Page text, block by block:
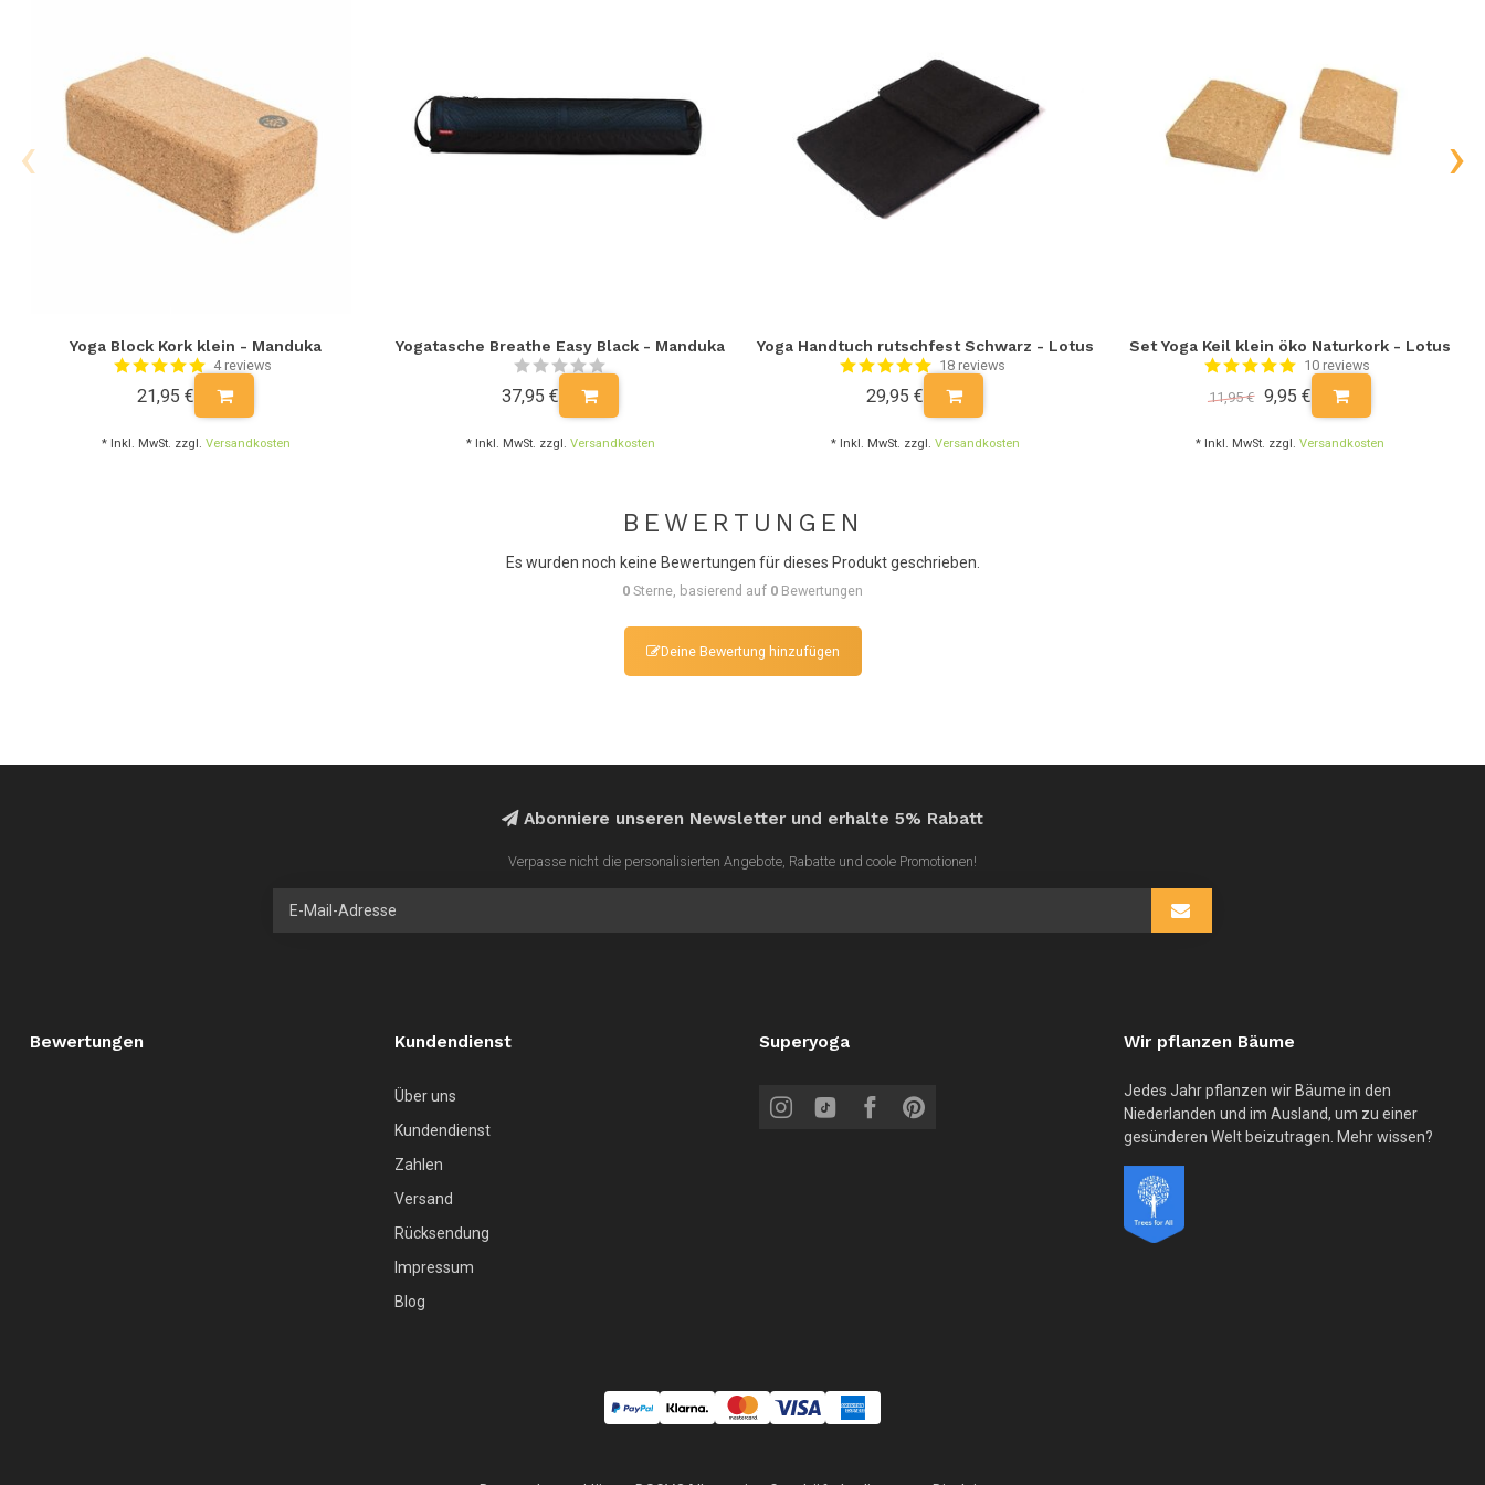
Yoga Block Kork klein - Manduka
4 reviews
21,95 €
* Inkl. MwSt. zzgl. Versandkosten
Yogatasche Breathe Easy Black - Manduka
37,95 €
* Inkl. MwSt. zzgl. Versandkosten
Yoga Handtuch rutschfest Schwarz - Lotus
18 reviews
29,95 €
* Inkl. MwSt. zzgl. Versandkosten
Set Yoga Keil klein öko Naturkork - Lotus
10 reviews
11,95 €
9,95 €
* Inkl. MwSt. zzgl. Versandkosten
‹ ›
BEWERTUNGEN
Es wurden noch keine Bewertungen für dieses Produkt geschrieben.
0 Sterne, basierend auf 0 Bewertungen
Deine Bewertung hinzufügen
Abonniere unseren Newsletter und erhalte 5% Rabatt
Verpasse nicht die personalisierten Angebote, Rabatte und coole Promotionen!
Bewertungen Kundendienst
Über uns
Kundendienst
Zahlen
Versand
Rücksendung
Impressum
Blog
Superyoga Wir pflanzen Bäume
Jedes Jahr pflanzen wir Bäume in den
Niederlanden und im Ausland, um zu einer
gesünderen Welt beizutragen. Mehr wissen?